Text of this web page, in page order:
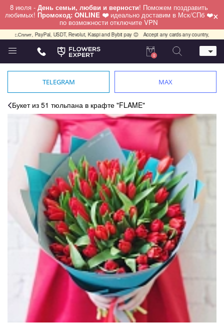
8 июля - День семьи, любви и верности! Поможем поздравить
любимых! Промокод: ONLINE ❤️ идеально доставим в Мск/СПб ❤️
по возможности отключите VPN ×
PayPal, USDT, Revolut, Kaspi and Bybit pay 😊 Accept any cards any country,
Телефон
+7 (812) 425 36 05
Санкт-Петербург,
Лизы Чайкиной 25
работаем круглосуточно
0
TELEGRAM MAX
Букет из 51 тюльпана в крафте "FLAME"